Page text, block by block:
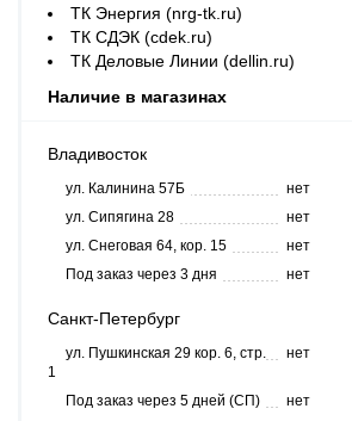
ТК Энергия (nrg-tk.ru)
ТК СДЭК (cdek.ru)
ТК Деловые Линии (dellin.ru)
Наличие в магазинах
Владивосток
ул. Калинина 57Б
нет
ул. Сипягина 28
нет
ул. Снеговая 64, кор. 15
нет
Под заказ через 3 дня
нет
Санкт-Петербург
ул. Пушкинская 29 кор. 6, стр.
1
нет
Под заказ через 5 дней (СП) нет